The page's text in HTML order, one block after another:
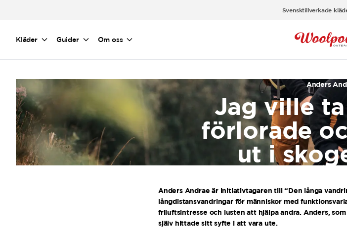
Svensktillverkade
Kläder Guider Om oss
Anders
Jag ville
förlorade
ut i
Anders Andrae är initiativtagaren till “Den långa
långdistansvandringar för människor med
friluftsintresse och lusten att hjälpa andra. Anders,
själv hittade sitt syfte i att vara ute.